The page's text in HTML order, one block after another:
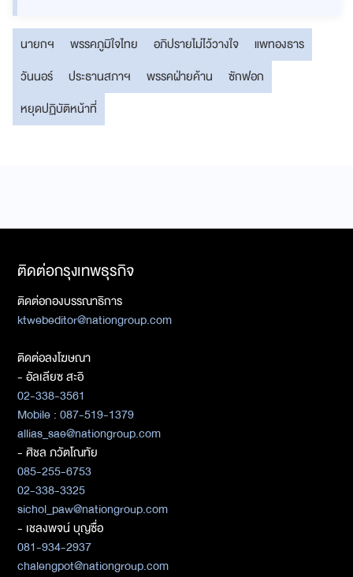
นายกฯ พรรคภูมิใจไทย อภิปรายไม่ไว้วางใจ
แพทองธาร
วันนอร์
ประธานสภาฯ พรรคฝ่ายค้าน
ซักฟอก
หยุดปฏิบัติหน้าที่
ติดต่อกรุงเทพธุรกิจ
ติดต่อกองบรรณาธิการ
ktwebeditor@nationgroup.com
ติดต่อลงโฆษณา
- อัลเลียซ สะอิ
02-338-3561
Mobile : 087-519-1379
allias_sae@nationgroup.com
- ศิชล ภวัตโณทัย
085-255-6753
02-338-3325
sichol_paw@nationgroup.com
- เชลงพจน์ บุญซื่อ
081-934-2937
chalengpot@nationgroup.com